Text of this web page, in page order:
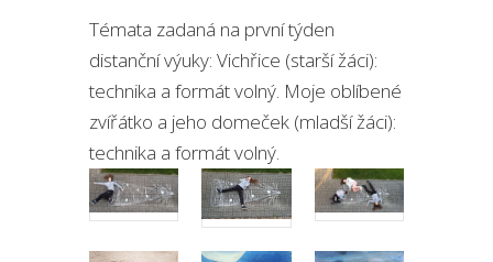
Témata zadaná na první týden
distanční výuky: Vichřice (starší žáci):
technika a formát volný. Moje oblíbené
zvířátko a jeho domeček (mladší žáci):
technika a formát volný.